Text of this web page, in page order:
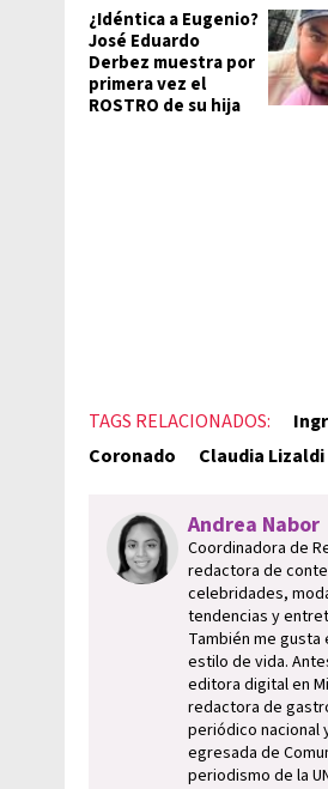
¿Idéntica a Eugenio?
José Eduardo
Derbez muestra por
primera vez el
ROSTRO de su hija
TAGS RELACIONADOS:
Coronado
Claudia Lizaldi
Andrea Nabor
Coordinadora de
redactora de
celebridades,
tendencias y
También me
estilo de vida.
editora digital en
redactora de
periódico nacional
egresada de
periodismo de la